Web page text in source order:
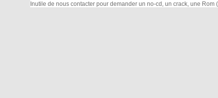
Inutile de nous contacter pour demander un no-cd, un crack, une